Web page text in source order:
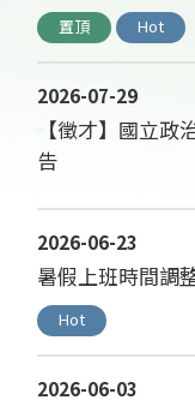
置頂 Hot
2026-07-29
【徵才】國立
告
2026-06-23
暑假上班時間調
Hot
2026-06-03